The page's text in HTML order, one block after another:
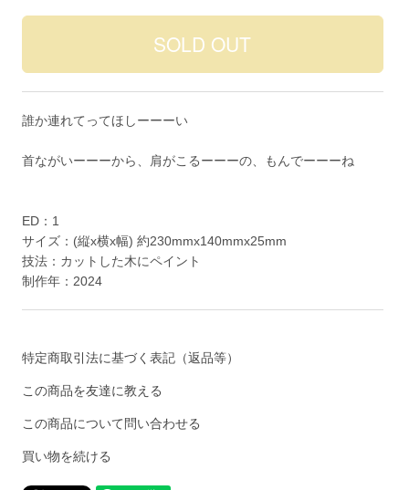
誰か連れてってほしーーーい
首ながいーーーから、肩がこるーーーの、もんでーーーね
ED：1
サイズ：(縦x横x幅) 約230mmx140mmx25mm
技法：カットした木にペイント
制作年：2024
特定商取引法に基づく表記（返品等）
この商品を友達に教える
この商品について問い合わせる
買い物を続ける